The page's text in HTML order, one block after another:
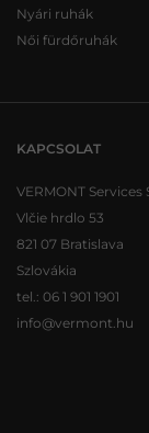
Nyári ruhák
Női fürdőruhák
KAPCSOLAT
VERMONT Services
Vlčie hrdlo 53
821 07 Bratislava
Szlovákia
tel.: 06 1 901 1901
info@vermont.hu